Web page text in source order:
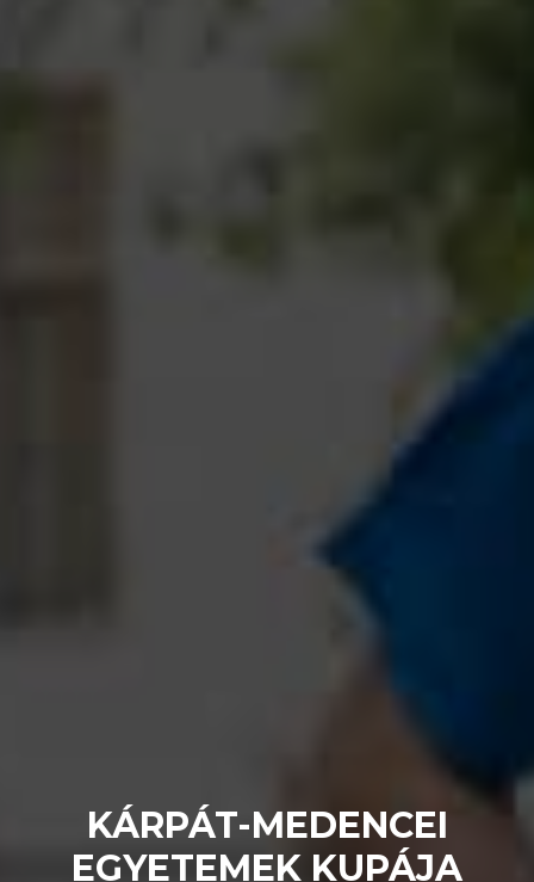
KÁRPÁT-MEDENCEI
EGYETEMEK KUPÁJA